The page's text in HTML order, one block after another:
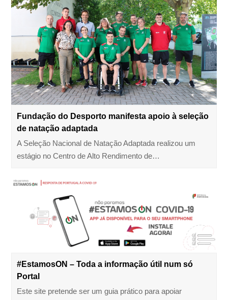
Fundação do Desporto manifesta apoio à seleção
de natação adaptada
A Seleção Nacional de Natação Adaptada realizou um
estágio no Centro de Alto Rendimento de…
#EstamosON – Toda a informação útil num só
Portal
Este site pretende ser um guia prático para apoiar